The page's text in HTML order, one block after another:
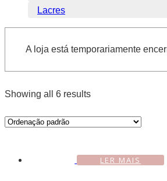
Lacres
A loja está temporariamente
Showing all 6 results
LER MAIS